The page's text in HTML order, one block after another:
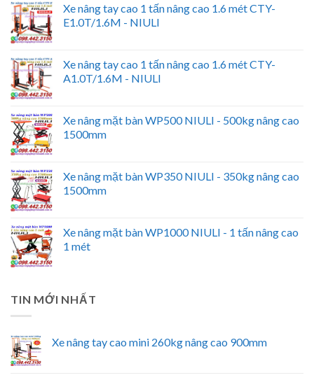
Xe nâng tay cao 1 tấn nâng cao 1.6 mét CTY-
E1.0T/1.6M - NIULI
Xe nâng tay cao 1 tấn nâng cao 1.6 mét CTY-
A1.0T/1.6M - NIULI
Xe nâng mặt bàn WP500 NIULI - 500kg nâng cao
1500mm
Xe nâng mặt bàn WP350 NIULI - 350kg nâng cao
1500mm
Xe nâng mặt bàn WP1000 NIULI - 1 tấn nâng cao
1 mét
TIN MỚI NHẤT
Xe nâng tay cao mini 260kg nâng cao 900mm